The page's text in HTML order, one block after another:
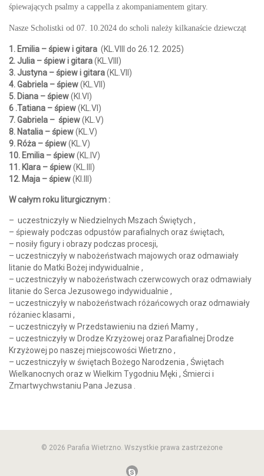
śpiewających psalmy a cappella z akompaniamentem gitary.
Nasze Scholistki od 07. 10.2024 do scholi należy kilkanaście dziewcząt
1. Emilia – śpiew i gitara (KL.VIII do 26.12. 2025)
2. Julia –śpiew i gitara(KL.VIII)
3. Justyna – śpiew i gitara(KL.VII)
4. Gabriela – śpiew(KL.VII)
5. Diana – śpiew(Kl.VI)
6 .Tatiana – śpiew(KL.VI)
7. Gabriela – śpiew(KL.V)
8. Natalia – śpiew(KL.V)
9. Róża – śpiew(KL.V)
10. Emilia – śpiew(KL.IV)
11. Klara – śpiew(KL.III)
12. Maja –śpiew(Kl.III)
W całym roku liturgicznym :
– uczestniczyły w Niedzielnych Mszach Świętych ,
– śpiewały podczas odpustów parafialnych oraz świętach,
– nosiły figury i obrazy podczas procesji,
– uczestniczyły w nabożeństwach majowych oraz odmawiały
litanie do Matki Bożej indywidualnie ,
– uczestniczyły w nabożeństwach czerwcowych oraz odmawiały
litanie do Serca Jezusowego indywidualnie ,
– uczestniczyły w nabożeństwach różańcowych oraz odmawiały
różaniec klasami ,
– uczestniczyły w Przedstawieniu na dzień Mamy ,
– uczestniczyły w Drodze Krzyżowej oraz Parafialnej Drodze
Krzyżowej po naszej miejscowości Wietrzno ,
– uczestniczyły w świętach Bożego Narodzenia , Świętach
Wielkanocnych oraz w Wielkim Tygodniu Męki , Śmierci i
Zmartwychwstaniu Pana Jezusa .
© 2026 Parafia Wietrzno. Wszystkie prawa zastrzeżone